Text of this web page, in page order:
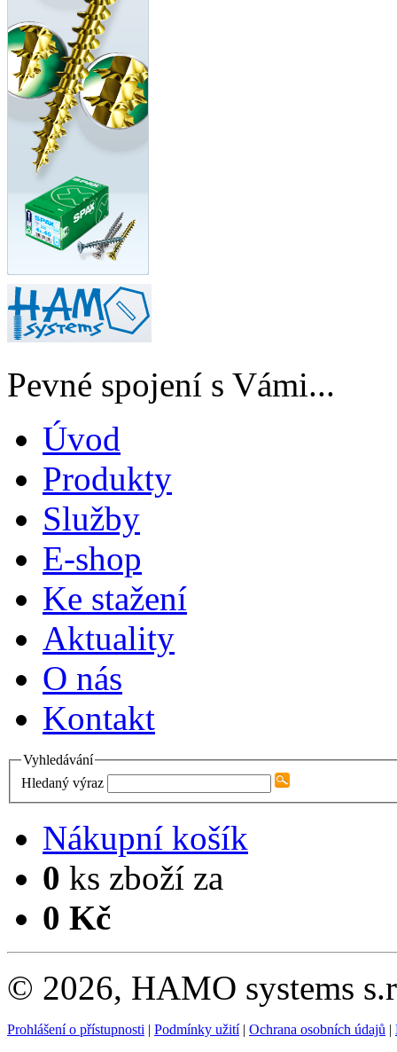
Pevné spojení s Vámi...
Úvod
Produkty
Služby
E-shop
Ke stažení
Aktuality
O nás
Kontakt
Vyhledávání
Hledaný výraz
Nákupní košík
0 ks zboží za
0 Kč
© 2026, HAMO systems
Prohlášení o přístupnosti | Podmínky užití| Ochrana osobních údajů |